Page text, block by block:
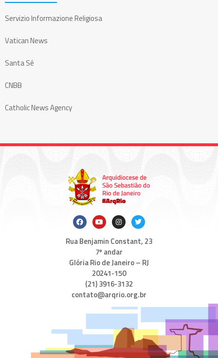
Servizio Informazione Religiosa
Vatican News
Santa Sé
CNBB
Catholic News Agency
Rua Benjamin Constant, 23
7º andar
Glória Rio de Janeiro – RJ
20241-150
(21) 3916-3132
contato@arqrio.org.br